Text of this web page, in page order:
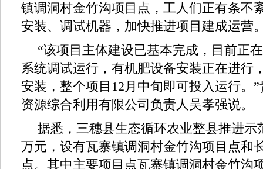
镇调洞村金竹沟项目点，工人们正有条不
安装、调试机器，加快推进项目建成运营
“该项目主体建设已基本完成，目前正
系统调试运行，有机肥设备安装正在进行
安装，整个项目12月中旬即可投入运行。
资源综合利用有限公司负责人吴孝强说。
据悉，三穗县生态循环农业整县推进示
万元，设有瓦寨镇调洞村金竹沟项目点和
点。其中主要项目点瓦寨镇调洞村金竹沟